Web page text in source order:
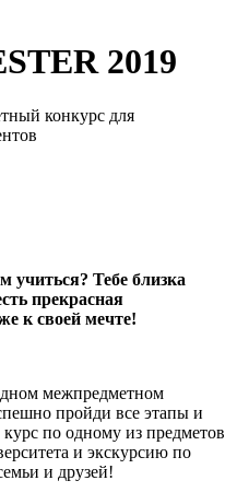
2019
конкурс для
Тебе близка
прекрасная
к своей мечте!
межпредметном
пройди все этапы и
по одному из предметов
и экскурсию по
и друзей!